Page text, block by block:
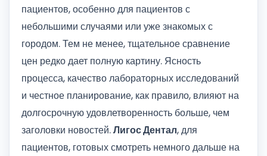
пациентов, особенно для пациентов с
небольшими случаями или уже знакомых с
городом. Тем не менее, тщательное сравнение
цен редко дает полную картину. Ясность
процесса, качество лабораторных исследований
и честное планирование, как правило, влияют на
долгосрочную удовлетворенность больше, чем
заголовки новостей.Лигос Дентал, для
пациентов, готовых смотреть немного дальше на